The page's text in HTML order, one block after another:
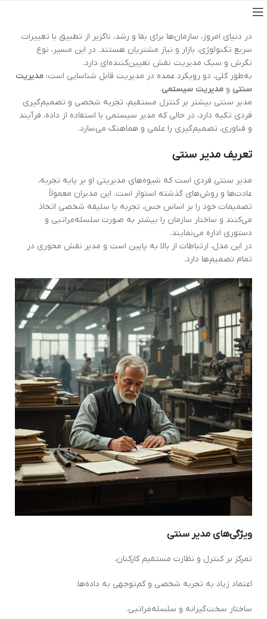
در دنیای امروز، سازمان‌ها برای بقا و رشد، ناگزیر از تطبیق با تغییرات
سریع تکنولوژی، بازار و نیاز مشتریان هستند. در این مسیر، نوع
نگرش و سبک مدیریت نقش تعیین‌کننده‌ای دارد.
به‌طور کلی، دو رویکرد عمده در مدیریت قابل شناسایی است: مدیریت
سنتی و مدیریت سیستمی.
مدیر سنتی بیشتر بر کنترل مستقیم، تجربه شخصی و تصمیم‌گیری
فردی تکیه دارد، در حالی که مدیر سیستمی با استفاده از داده، فرآیند
و فناوری، تصمیم‌گیری را علمی و هماهنگ می‌سازد.
تعریف مدیر سنتی
مدیر سنتی فردی است که شیوه‌های مدیریتی او بر پایه تجربه،
عادت‌ها و روش‌های گذشته استوار است. این مدیران معمولاً
تصمیمات خود را بر اساس حس، تجربه یا سلیقه شخصی اتخاذ
می‌کنند و ساختار سازمان را بیشتر به صورت سلسله‌مراتبی و
دستوری اداره می‌نمایند.
در این مدل، ارتباطات از بالا به پایین است و مدیر نقش محوری در
تمام تصمیم‌ها دارد.
ویژگی‌های مدیر سنتی
تمرکز بر کنترل و نظارت مستقیم کارکنان.
اعتماد زیاد به تجربه شخصی و کم‌توجهی به داده‌ها.
ساختار سخت‌گیرانه و سلسله‌مراتبی.